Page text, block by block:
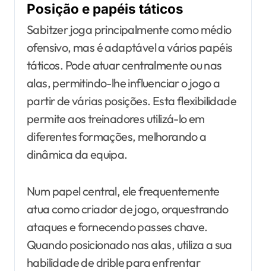
Posição e papéis táticos
Sabitzer joga principalmente como médio
ofensivo, mas é adaptável a vários papéis
táticos. Pode atuar centralmente ou nas
alas, permitindo-lhe influenciar o jogo a
partir de várias posições. Esta flexibilidade
permite aos treinadores utilizá-lo em
diferentes formações, melhorando a
dinâmica da equipa.
Num papel central, ele frequentemente
atua como criador de jogo, orquestrando
ataques e fornecendo passes chave.
Quando posicionado nas alas, utiliza a sua
habilidade de drible para enfrentar